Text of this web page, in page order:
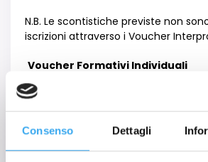
Consenso Dettagli
N.B. Le scontistiche previste non
iscrizioni attraverso i Voucher
Voucher Formativi Individuali
Tutti i nostri Executive Master
finanziati attraverso le opportunità
disposizione dai Fondi
Master in Cyber Security Specialist.
azienda a quale fondo aderisce e